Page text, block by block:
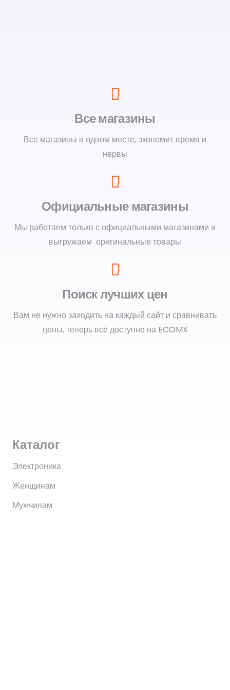
Все магазины
Все магазины в одном месте, экономит время и
нервы
Официальные магазины
Мы работаем только с официальными магазинами и
выгружаем оригинальные товары
Поиск лучших цен
Вам не нужно заходить на каждый сайт и сравнивать
цены, теперь всё доступно на ECOMX
Каталог
Электроника
Женщинам
Мужчинам